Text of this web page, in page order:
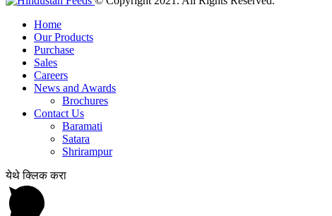
Home
Our Products
Purchase
Sales
Careers
News and Awards
Brochures
Contact Us
Baramati
Satara
Shrirampur
येथे क्लिक करा